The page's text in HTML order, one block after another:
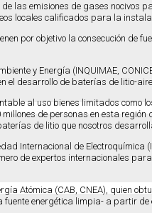
las emisiones de gases nocivos
locales calificados para la
por objetivo la consecución
y Energía (INQUIMAE,
desarrollo de baterías de litio-
al uso bienes limitados
de personas en esta
de litio que nosotros
Internacional de
de expertos internacionales
Atómica (CAB, CNEA), quien
energética limpia- a partir de